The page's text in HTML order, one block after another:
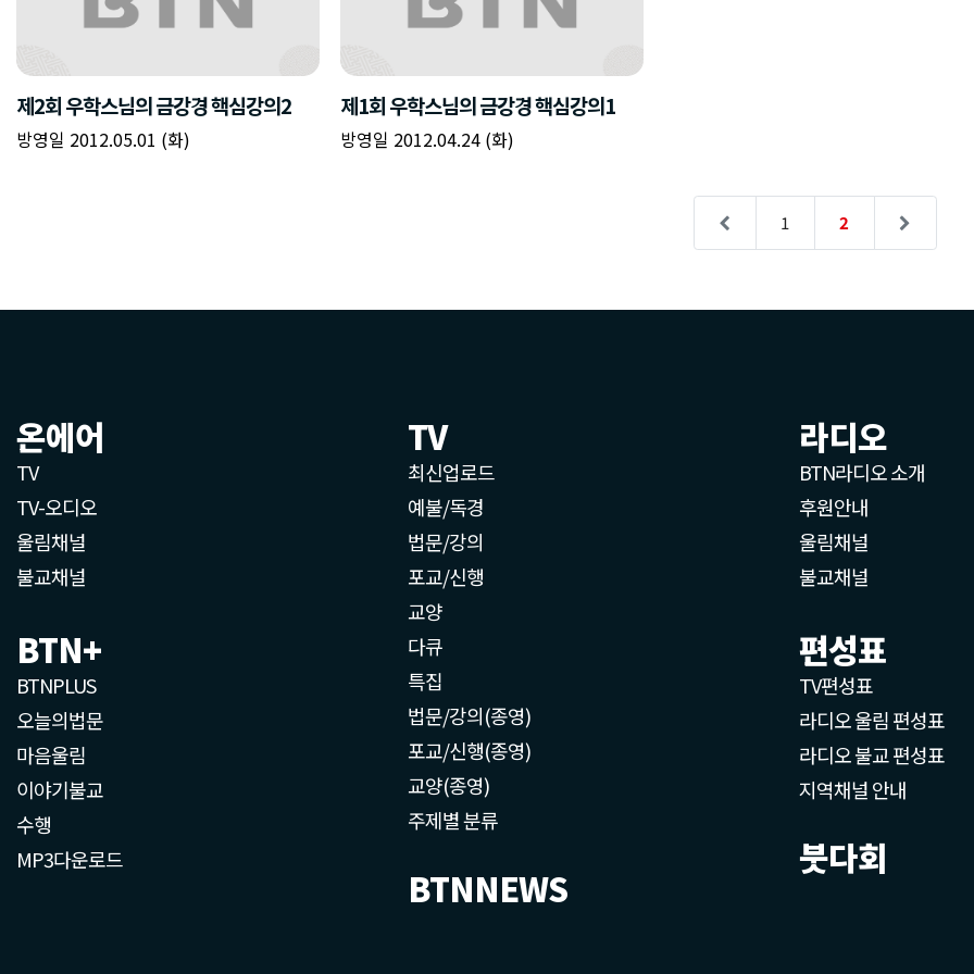
제2회 우학스님의 금강경 핵심강의2
방영일 2012.05.01 (화)
제1회 우학스님의 금강경 핵심강의1
방영일 2012.04.24 (화)
1 2
온에어
TV
TV-오디오
울림채널
불교채널
BTN+
BTNPLUS
오늘의법문
마음울림
이야기불교
수행
MP3다운로드
TV
최신업로드
예불/독경
법문/강의
포교/신행
교양
다큐
특집
법문/강의(종영)
포교/신행(종영)
교양(종영)
주제별 분류
BTNNEWS
라디오
BTN라디오 소개
후원안내
울림채널
불교채널
편성표
TV편성표
라디오 울림 편성표
라디오 불교 편성표
지역채널 안내
붓다회